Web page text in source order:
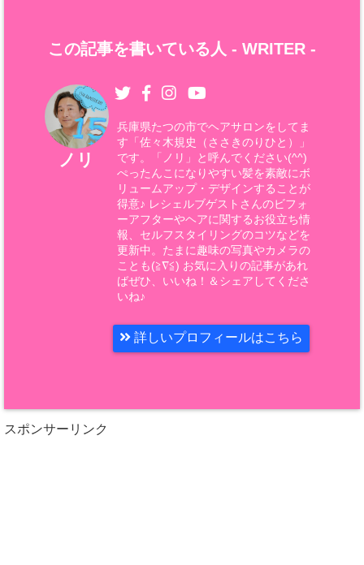
この記事を書いている人 - WRITER -
ノリ
兵庫県たつの市でヘアサロンをしてま
す「佐々木規史（ささきのりひと）」
です。「ノリ」と呼んでください(^^)
ぺったんこになりやすい髪を素敵にボ
リュームアップ・デザインすることが
得意♪ レシェルブゲストさんのビフォ
ーアフターやヘアに関するお役立ち情
報、セルフスタイリングのコツなどを
更新中。たまに趣味の写真やカメラの
ことも(≧∇≦) お気に入りの記事があれ
ばぜひ、いいね！＆シェアしてくださ
いね♪
詳しいプロフィールはこちら
スポンサーリンク